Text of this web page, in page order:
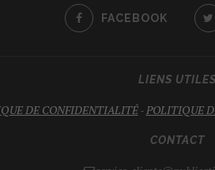
FACEBOOK
LIENS UTILES
DE CONFIDENTIALITÉ-POLITIQUE
CONTACT